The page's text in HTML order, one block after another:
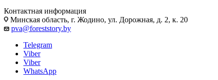
Контактная информация
Минская область, г. Жодино, ул. Дорожная, д. 2, к. 20
pva@foreststory.by
Telegram
Viber
Viber
WhatsApp